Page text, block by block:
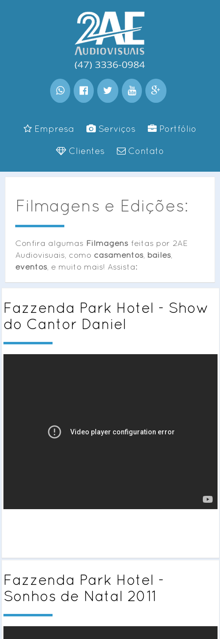
Empresa Serviços Portfólio
Clientes Contato
Filmagens e Edições:
Confira algumas Filmagens feitas por 2AE
Audiovisuais, como casamentos bailes
eventos , e muito mais! Assista:
Fazzenda Park Hotel - Show
do Cantor Daniel
Fazzenda Park Hotel -
Sonhos de Natal 2011